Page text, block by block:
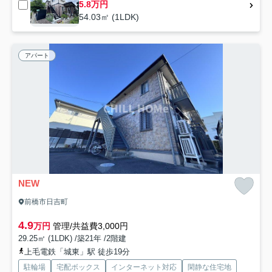
5.8万円
54.03㎡ (1LDK)
アパート
NEW
前橋市日吉町
4.9万円 管理/共益費3,000円
29.25㎡ (1LDK) /築21年 /2階建
上毛電鉄「城東」駅 徒歩19分
駐輪場 宅配ボックス インターネット対応
閑静な住宅地